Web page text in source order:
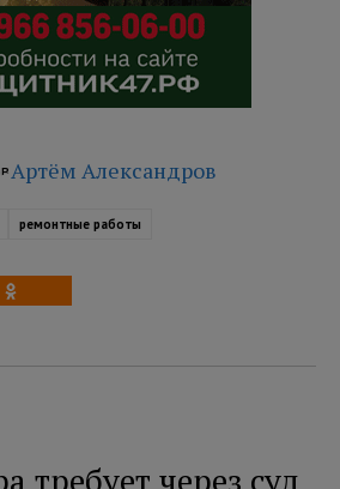
Артём Александров
ремонтные работы